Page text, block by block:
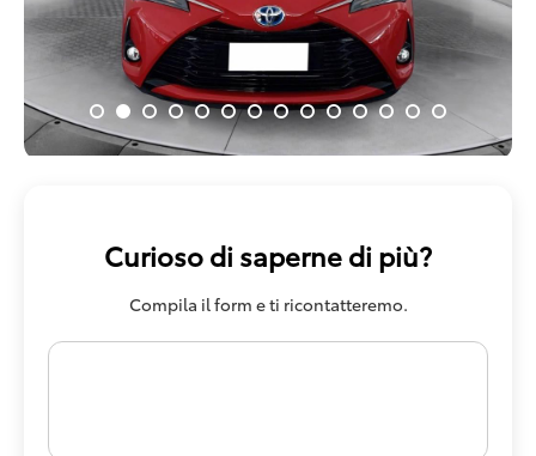
Curioso di saperne di più?
Compila il form e ti ricontatteremo.